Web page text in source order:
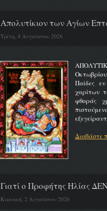
Απολυτίκιον των Αγίων
Τρίτη, 4 Αυγούστου 2026
Παίδες
χαρίτων
φθοράς
Διαβάστε
Γιατί ο Προφήτης Ηλίας
Κυριακή, 2 Αυγούστου 2026